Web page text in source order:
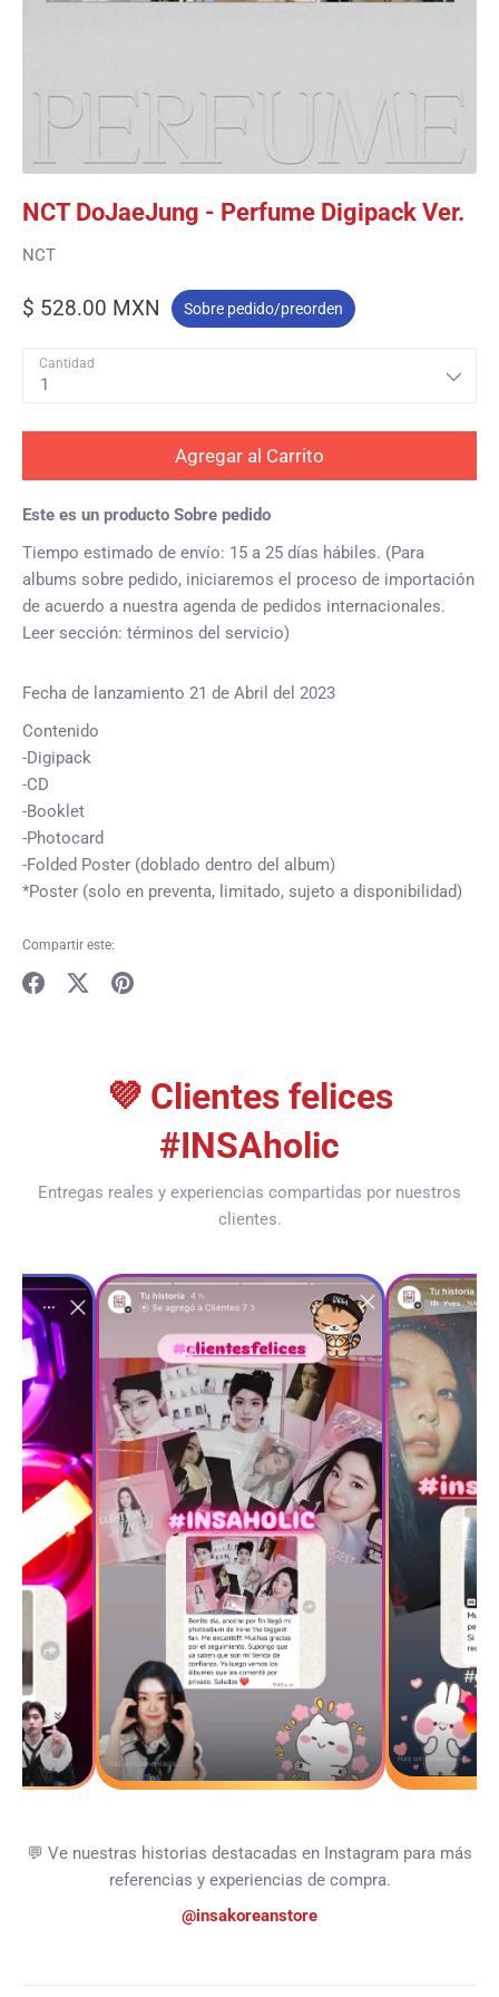
NCT DoJaeJung - Perfume Digipack Ver.
NCT
$ 528.00 MXN Sobre pedido/preorden
Cantidad
1
Agregar al Carrito
Este es un producto Sobre pedido
Tiempo estimado de envío: 15 a 25 días hábiles. (Para
albums sobre pedido, iniciaremos el proceso de importación
de acuerdo a nuestra agenda de pedidos internacionales.
Leer sección: términos del servicio)
Fecha de lanzamiento 21 de Abril del 2023
Contenido
-Digipack
-CD
-Booklet
-Photocard
-Folded Poster (doblado dentro del album)
*Poster (solo en preventa, limitado, sujeto a disponibilidad)
Compartir este:
💜 Clientes felices
#INSAholic
Entregas reales y experiencias compartidas por nuestros
clientes.
💬 Ve nuestras historias destacadas en Instagram para más
referencias y experiencias de compra.
@insakoreanstore